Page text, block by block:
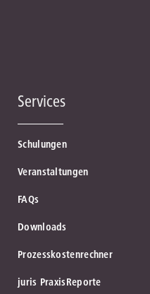
Services
Schulungen
Veranstaltungen
FAQs
Downloads
Prozesskostenrechner
juris PraxisReporte